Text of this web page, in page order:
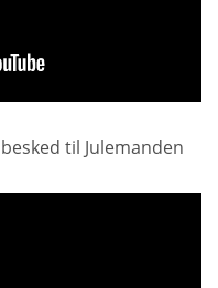
til Julemanden